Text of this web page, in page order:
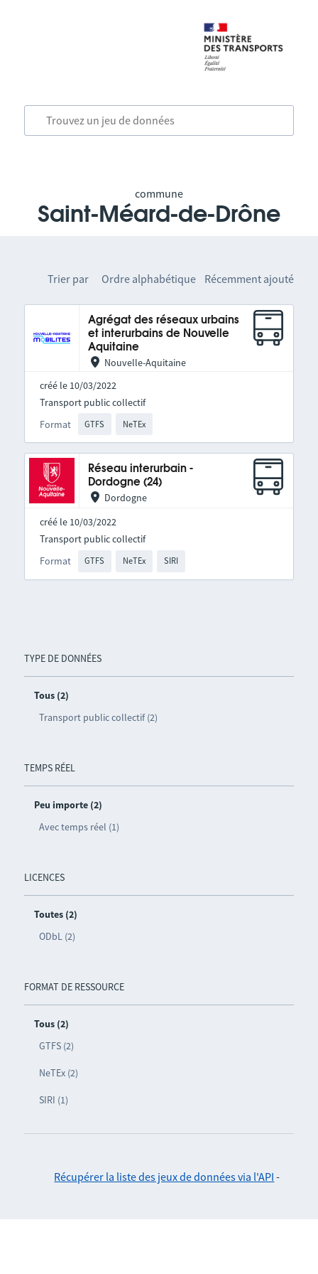
commune
Saint-Méard-de-Drône
TYPE DE DONNÉES
Tous (2)
Transport public collectif (2)
TEMPS RÉEL
Peu importe (2)
Avec temps réel (1)
LICENCES
Toutes (2)
ODbL (2)
FORMAT DE RESSOURCE
Tous (2)
GTFS (2)
NeTEx (2)
SIRI (1)
Trier par Ordre alphabétique Récemment ajouté
Agrégat des réseaux urbains
et interurbains de Nouvelle
Aquitaine
Nouvelle-Aquitaine
créé le 10/03/2022
Format GTFS NeTEx
Transport public collectif
Réseau interurbain -
Dordogne (24)
Dordogne
créé le 10/03/2022
Format GTFS NeTEx SIRI
Transport public collectif
Récupérer la liste des jeux de données via l'API -